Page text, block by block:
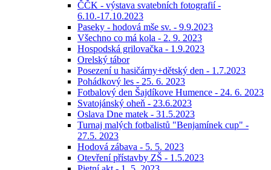
ČČK - výstava svatebních fotografií -
6.10.-17.10.2023
Paseky - hodová mše sv. - 9.9.2023
Všechno co má kola - 2. 9. 2023
Hospodská grilovačka - 1.9.2023
Orelský tábor
Posezení u hasičárny+dětský den - 1.7.2023
Pohádkový les - 25. 6. 2023
Fotbalový den Šajdíkove Humence - 24. 6. 2023
Svatojánský oheň - 23.6.2023
Oslava Dne matek - 31.5.2023
Turnaj malých fotbalistů "Benjamínek cup" -
27.5. 2023
Hodová zábava - 5. 5. 2023
Otevření přístavby ZŠ - 1.5.2023